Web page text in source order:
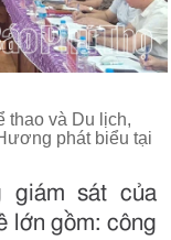
thao và Du lịch,
phát biểu tại
giám sát của
lớn gồm: công